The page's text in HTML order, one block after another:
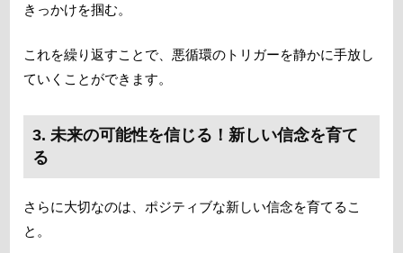
きっかけを掴む。
これを繰り返すことで、悪循環のトリガーを静かに手放し
ていくことができます。
3. 未来の可能性を信じる！新しい信念を育て
る
さらに大切なのは、ポジティブな新しい信念を育てるこ
と。